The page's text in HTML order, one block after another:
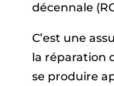
décennale
C’est une
la réparation
se produire